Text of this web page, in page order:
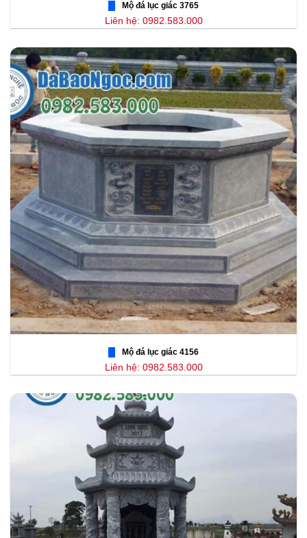
Mộ đá lục giác 3765
Liên hệ: 0982.583.000
Mộ đá lục giác 4156
Liên hệ: 0982.583.000